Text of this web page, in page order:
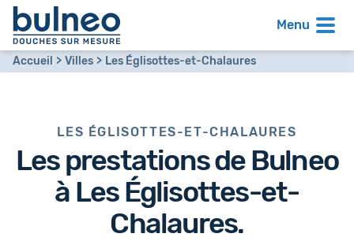
Menu
Accueil Villes Les Églisottes-et-Chalaures
LES ÉGLISOTTES-ET-CHALAURES
Les prestations de Bulneo
à Les Églisottes-et-
Chalaures.